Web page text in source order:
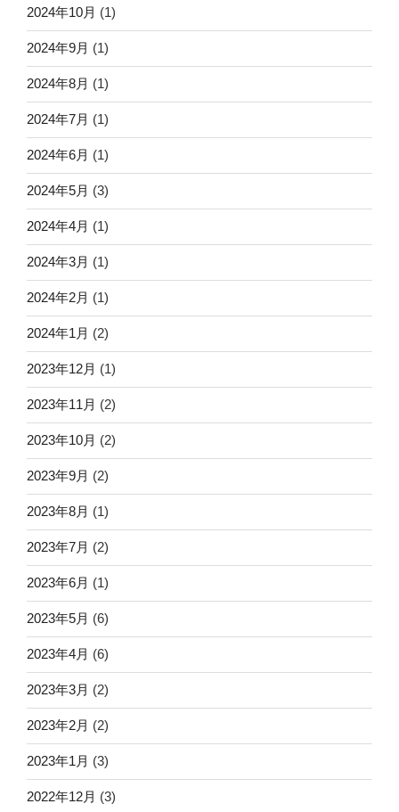
2024年10月 (1)
2024年9月 (1)
2024年8月 (1)
2024年7月 (1)
2024年6月 (1)
2024年5月 (3)
2024年4月 (1)
2024年3月 (1)
2024年2月 (1)
2024年1月 (2)
2023年12月 (1)
2023年11月 (2)
2023年10月 (2)
2023年9月 (2)
2023年8月 (1)
2023年7月 (2)
2023年6月 (1)
2023年5月 (6)
2023年4月 (6)
2023年3月 (2)
2023年2月 (2)
2023年1月 (3)
2022年12月 (3)